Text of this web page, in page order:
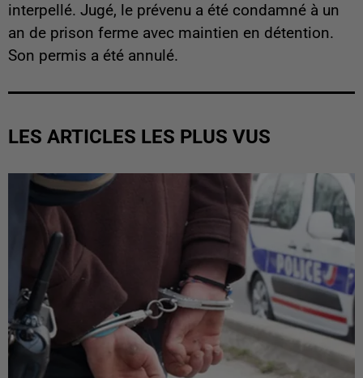
interpellé. Jugé, le prévenu a été condamné à un
an de prison ferme avec maintien en détention.
Son permis a été annulé.
LES ARTICLES LES PLUS VUS